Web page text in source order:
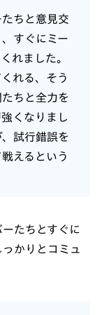
ちと意見交
すぐにミー
れました。
れる、そう
ちと全力を
くなりまし
試行錯誤を
えるという
たちとすぐに
かりとコミュ